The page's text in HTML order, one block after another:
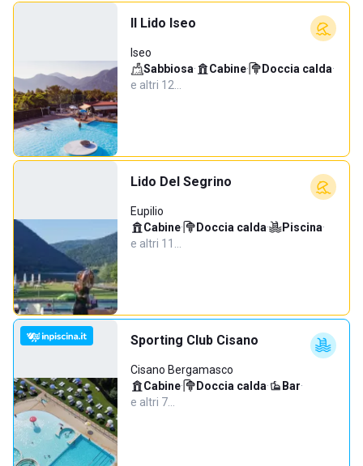
Il Lido Iseo
Iseo
Sabbiosa· Cabine· Doccia calda·
e altri 12…
Lido Del Segrino
Eupilio
Cabine· Doccia calda· Piscina·
e altri 11…
Sporting Club Cisano
Cisano Bergamasco
Cabine· Doccia calda· Bar·
e altri 7…